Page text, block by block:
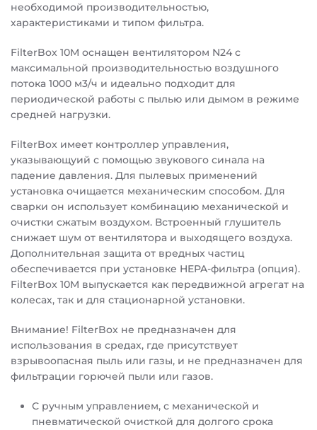
необходимой производительностью,
характеристиками и типом фильтра.
FilterBox 10М оснащен вентилятором N24 с
максимальной производительностью воздушного
потока 1000 м3/ч и идеально подходит для
периодической работы с пылью или дымом в режиме
средней нагрузки.
FilterBox имеет контроллер управления,
указывающуий с помощью звукового синала на
падение давления. Для пылевых применений
установка очищается механическим способом. Для
сварки он использует комбинацию механической и
очистки сжатым воздухом. Встроенный глушитель
снижает шум от вентилятора и выходящего воздуха.
Дополнительная защита от вредных частиц
обеспечивается при установке HEPA-фильтра (опция).
FilterBox 10M выпускается как передвижной агрегат на
колесах, так и для стационарной установки.
Внимание! FilterBox не предназначен для
использования в средах, где присутствует
взрывоопасная пыль или газы, и не предназначен для
фильтрации горючей пыли или газов.
С ручным управлением, с механической и
пневматической очисткой для долгого срока